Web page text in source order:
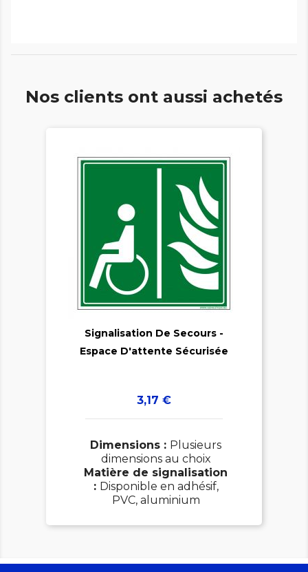
Nos clients ont aussi achetés


Signalisation De Secours -
Espace D'attente Sécurisée
Prix
3,17 €
Dimensions : Plusieurs
dimensions au choix
Matière de signalisation
: Disponible en adhésif,
PVC, aluminium